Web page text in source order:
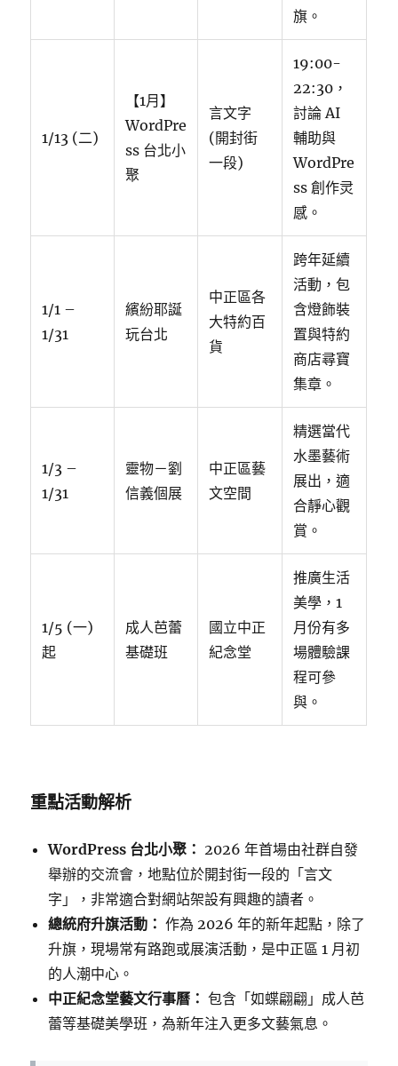
旗。
1/13 (二)
【1月】
WordPre
ss 台北小
聚
言文字
(開封街
一段)
19:00-
22:30，
討論 AI
輔助與
WordPre
ss 創作灵
感。
1/1 –
1/31
繽紛耶誕
玩台北
中正區各
大特約百
貨
跨年延續
活動，包
含燈飾裝
置與特約
商店尋寶
集章。
1/3 –
1/31
靈物－劉
信義個展
中正區藝
文空間
精選當代
水墨藝術
展出，適
合靜心觀
賞。
1/5 (一)
起
成人芭蕾
基礎班
國立中正
紀念堂
推廣生活
美學，1
月份有多
場體驗課
程可參
與。
重點活動解析
WordPress 台北小聚： 2026 年首場由社群自發
舉辦的交流會，地點位於開封街一段的「言文
字」，非常適合對網站架設有興趣的讀者。
總統府升旗活動： 作為 2026 年的新年起點，除了
升旗，現場常有路跑或展演活動，是中正區 1 月初
的人潮中心。
中正紀念堂藝文行事曆： 包含「如蝶翩翩」成人芭
蕾等基礎美學班，為新年注入更多文藝氣息。